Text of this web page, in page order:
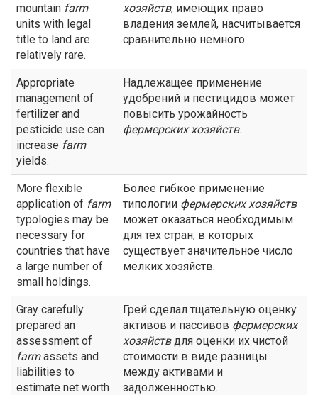
mountain farm
units with legal
title to land are
relatively rare.
хозяйств, имеющих право
владения землей, насчитывается
сравнительно немного.
Appropriate
management of
fertilizer and
pesticide use can
increase farm
yields.
Надлежащее применение
удобрений и пестицидов может
повысить урожайность
фермерских хозяйств.
More flexible
application of farm
typologies may be
necessary for
countries that have
a large number of
small holdings.
Более гибкое применение
типологии фермерских хозяйств
может оказаться необходимым
для тех стран, в которых
существует значительное число
мелких хозяйств.
Gray carefully
prepared an
assessment of
farmassets and
liabilities to
estimate net worth
Грей сделал тщательную оценку
активов и пассивов фермерских
хозяйствдля оценки их чистой
стоимости в виде разницы
между активами и
задолженностью.